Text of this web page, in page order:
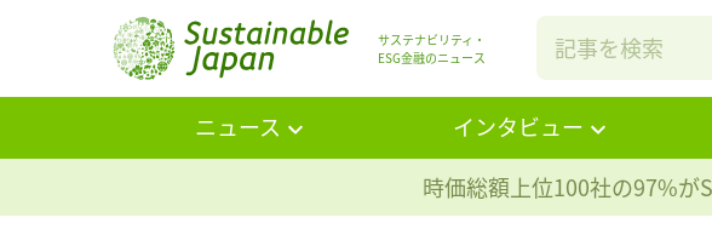
サステナビリティ・
ESG金融のニュース
ニュース インタビュー
時価総額上位100社の97%が